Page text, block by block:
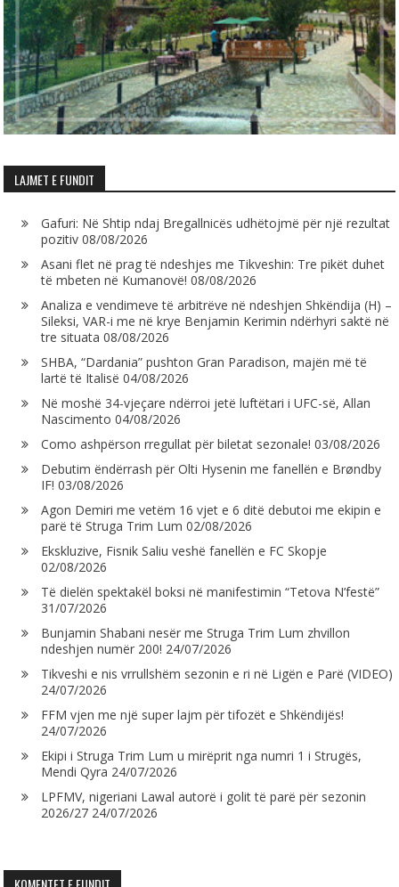
LAJMET E FUNDIT
Gafuri: Në Shtip ndaj Bregallnicës udhëtojmë për një rezultat
pozitiv 08/08/2026
Asani flet në prag të ndeshjes me Tikveshin: Tre pikët duhet
të mbeten në Kumanovë! 08/08/2026
Analiza e vendimeve të arbitrëve në ndeshjen Shkëndija (H) –
Sileksi, VAR-i me në krye Benjamin Kerimin ndërhyri saktë në
tre situata 08/08/2026
SHBA, “Dardania” pushton Gran Paradison, majën më të
lartë të Italisë 04/08/2026
Në moshë 34-vjeçare ndërroi jetë luftëtari i UFC-së, Allan
Nascimento 04/08/2026
Como ashpërson rregullat për biletat sezonale! 03/08/2026
Debutim ëndërrash për Olti Hysenin me fanellën e Brøndby
IF! 03/08/2026
Agon Demiri me vetëm 16 vjet e 6 ditë debutoi me ekipin e
parë të Struga Trim Lum 02/08/2026
Ekskluzive, Fisnik Saliu veshë fanellën e FC Skopje
02/08/2026
Të dielën spektakël boksi në manifestimin “Tetova N’festë”
31/07/2026
Bunjamin Shabani nesër me Struga Trim Lum zhvillon
ndeshjen numër 200! 24/07/2026
Tikveshi e nis vrrullshëm sezonin e ri në Ligën e Parë (VIDEO)
24/07/2026
FFM vjen me një super lajm për tifozët e Shkëndijës!
24/07/2026
Ekipi i Struga Trim Lum u mirëprit nga numri 1 i Strugës,
Mendi Qyra 24/07/2026
LPFMV, nigeriani Lawal autorë i golit të parë për sezonin
2026/27 24/07/2026